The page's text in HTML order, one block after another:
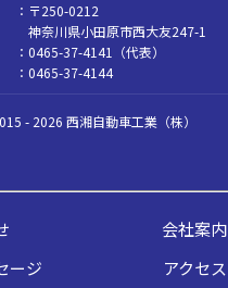
〒250-0212
神奈川県小田原市西大友247-1
0465-37-4141
（代表）
0465-37-4144
- 2026 西湘自動車工業（株）
ージ
会社案内
アクセス